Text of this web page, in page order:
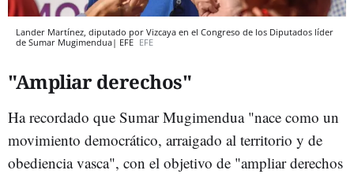
Lander Martínez, diputado por Vizcaya en el Congreso de los Diputados líder
de Sumar Mugimendua| EFE EFE
"Ampliar derechos"
Ha recordado que Sumar Mugimendua "nace como un
movimiento democrático, arraigado al territorio y de
obediencia vasca", con el objetivo de "ampliar derechos